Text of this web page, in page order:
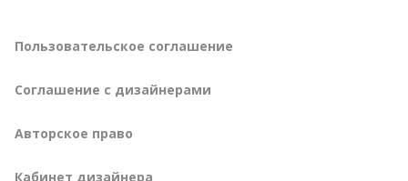
Пользовательское соглашение
Соглашение с дизайнерами
Авторское право
Кабинет дизайнера